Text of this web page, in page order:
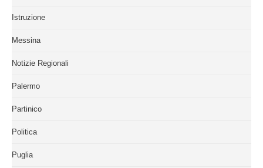
Istruzione
Messina
Notizie Regionali
Palermo
Partinico
Politica
Puglia